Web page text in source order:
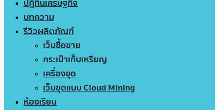
ปฏิทินเศรษฐกิจ
บทความ
รีวิวผลิตภัณฑ์
เว็บซื้อขาย
กระเป๋าเก็บเหรียญ
เครื่องขุด
เว็บขุดแบบ Cloud Mining
ห้องเรียน